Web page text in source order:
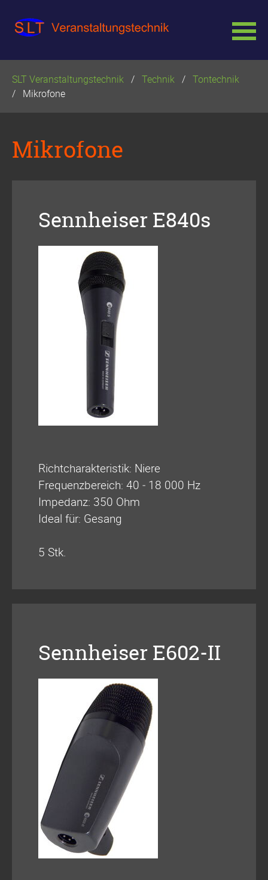
überspringen
SLT Veranstaltungstechnik Technik
Tontechnik
Mikrofone
Mikrofone
Sennheiser E840s
Richtcharakteristik: Niere
Frequenzbereich: 40 ‑ 18 000 Hz
Impedanz: 350 Ohm
Ideal für: Gesang
5 Stk.
Sennheiser E602-II